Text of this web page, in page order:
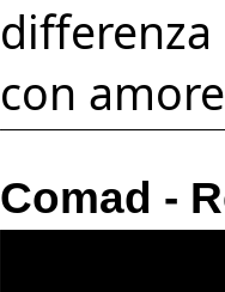
con
Comad -